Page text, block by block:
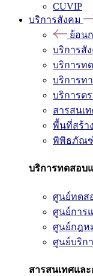
CUVIP
บริการสังคม
ย้อน
บริการสั
บริการท
บริการท
บริการต
สารสนเ
พื้นที่สร้า
พิพิธภัณ
บริการทดสอบ
ศูนย์ทดส
ศูนย์การ
ศูนย์กฎห
ศูนย์บริก
สารสนเทศแล